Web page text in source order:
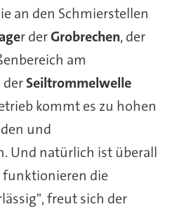
an den Schmierstellen
r derGrobrechen, der
am
Seiltrommelwelle
kommt es zu hohen
und
Und natürlich ist überall
funktionieren die
freut sich der